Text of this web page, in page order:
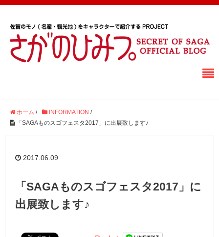
ホーム / INFORMATION /
「SAGAものスゴフェスタ2017」に出展致します♪
2017.06.09
「SAGAものスゴフェスタ2017」に
出展致します♪